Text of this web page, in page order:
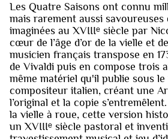
Les Quatre Saisons ont connu
mais rarement aussi savoureuses
imaginées au XVIIIᵉ siècle par
cœur de l’âge d’or de la vielle et
musicien français transpose en
de Vivaldi puis en compose trois
même matériel qu'il publie sous le
compositeur italien, créant une
l’original et la copie
la vielle à roue, cette version
un XVIIIᵉ siècle pastoral et